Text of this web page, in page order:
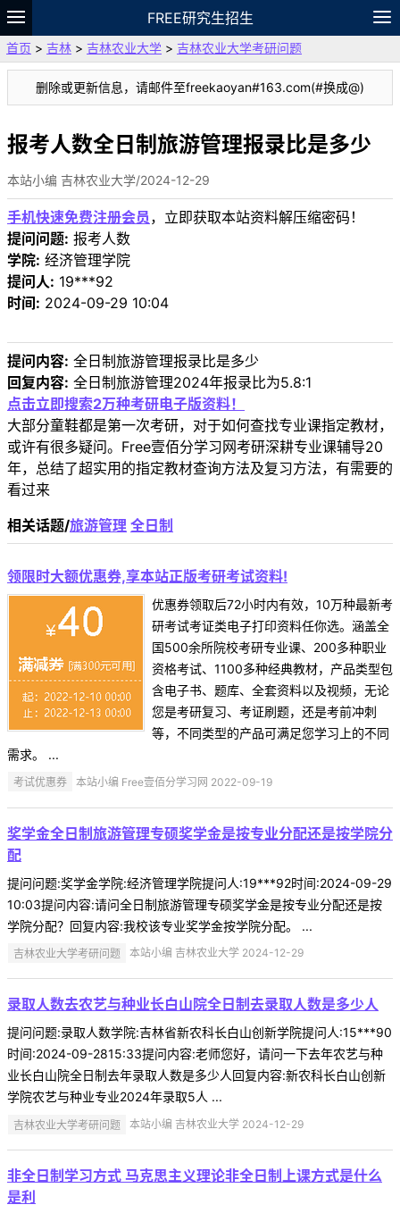
FREE研究生招生
题库
故事 专题 APP 笔记
论坛
VIP
资料
首页 > 吉林 > 吉林农业大学 > 吉林农业大学考研问题
删除或更新信息，请邮件至freekaoyan#163.com(#换成@)
报考人数全日制旅游管理报录比是多少
本站小编 吉林农业大学/2024-12-29
手机快速免费注册会员 ，立即获取本站资料解压缩密码！
提问问题: 报考人数
学院: 经济管理学院
提问人: 19***92
时间: 2024-09-29 10:04
提问内容: 全日制旅游管理报录比是多少
回复内容: 全日制旅游管理2024年报录比为5.8:1
点击立即搜索2万种考研电子版资料！
大部分童鞋都是第一次考研，对于如何查找专业课指定教材，
或许有很多疑问。Free壹佰分学习网考研深耕专业课辅导20
年，总结了超实用的指定教材查询方法及复习方法，有需要的
看过来
相关话题/旅游管理 全日制
领限时大额优惠券,享本站正版考研考试资料!
优惠券领取后72小时内有效，10万种最新考
研考试考证类电子打印资料任你选。涵盖全
国500余所院校考研专业课、200多种职业
资格考试、1100多种经典教材，产品类型包
含电子书、题库、全套资料以及视频，无论
您是考研复习、考证刷题，还是考前冲刺
等，不同类型的产品可满足您学习上的不同
需求。 ...
考试优惠券 本站小编 Free壹佰分学习网 2022-09-19
奖学金全日制旅游管理专硕奖学金是按专业分配还是按学院分
配
提问问题:奖学金学院:经济管理学院提问人:19***92时间:2024-09-29
10:03提问内容:请问全日制旅游管理专硕奖学金是按专业分配还是按
学院分配？回复内容:我校该专业奖学金按学院分配。 ...
吉林农业大学考研问题 本站小编 吉林农业大学 2024-12-29
录取人数去农艺与种业长白山院全日制去录取人数是多少人
提问问题:录取人数学院:吉林省新农科长白山创新学院提问人:15***90
时间:2024-09-2815:33提问内容:老师您好，请问一下去年农艺与种
业长白山院全日制去年录取人数是多少人回复内容:新农科长白山创新
学院农艺与种业专业2024年录取5人 ...
吉林农业大学考研问题 本站小编 吉林农业大学 2024-12-29
非全日制学习方式 马克思主义理论非全日制上课方式是什么
是利